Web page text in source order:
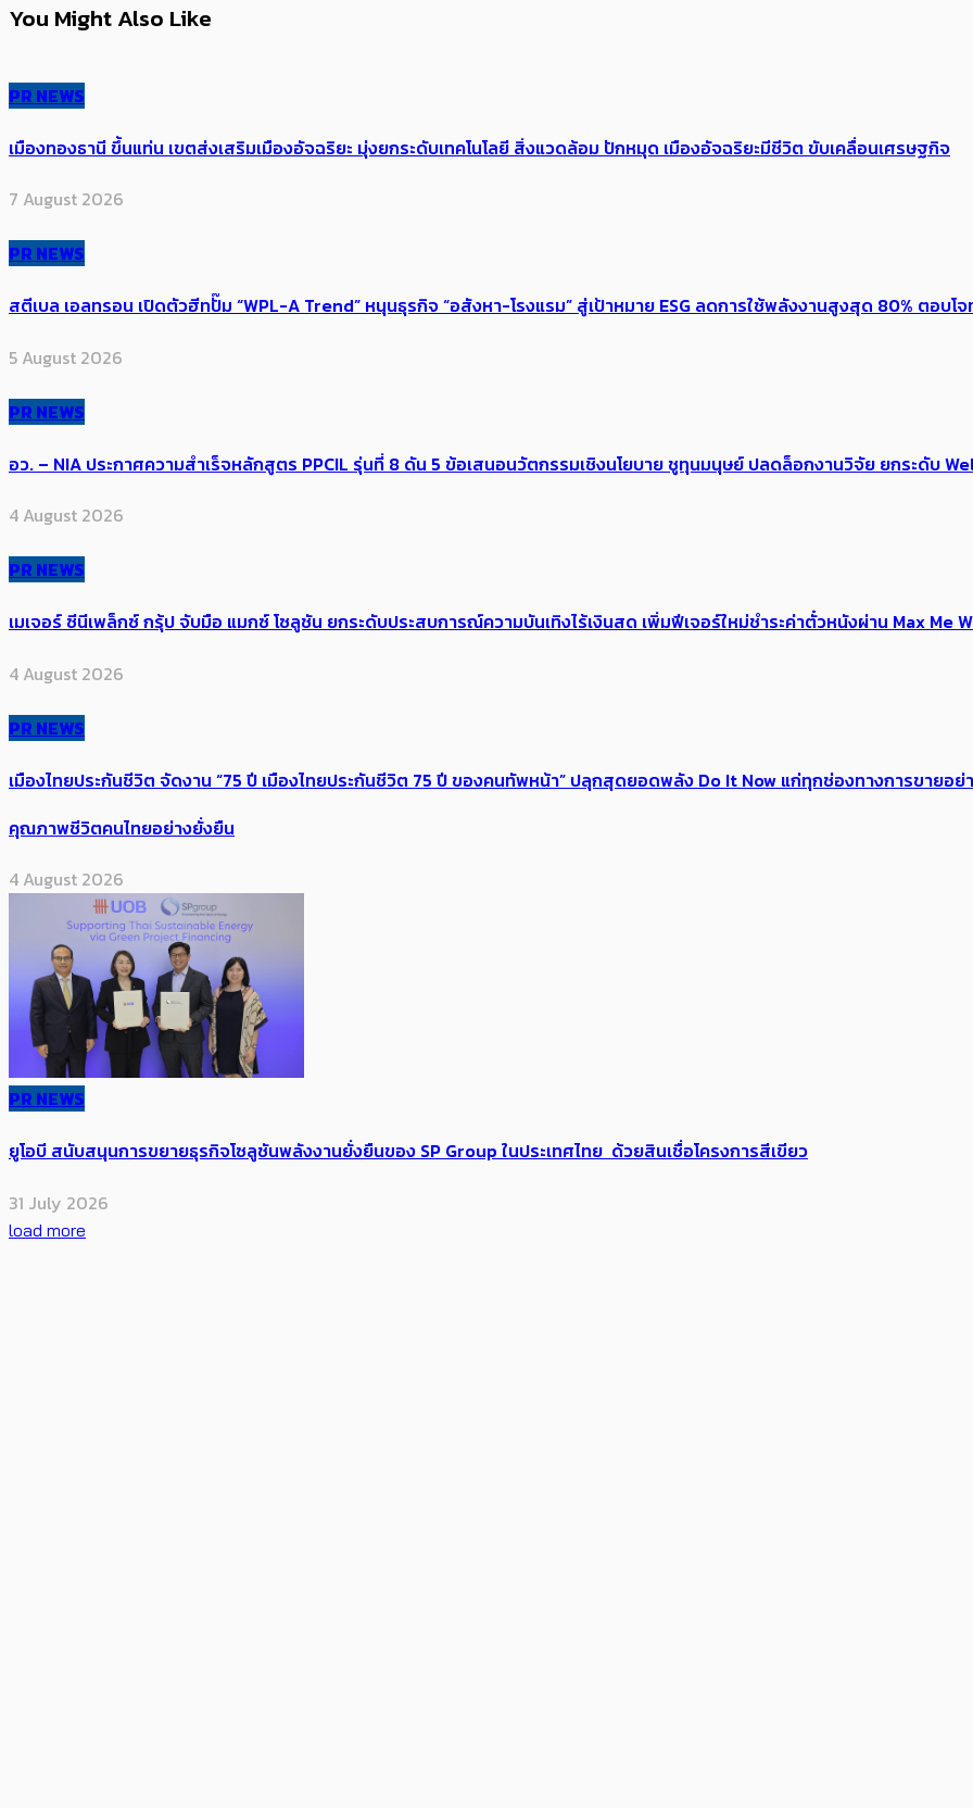
You Might Also Like
PR NEWS
เมืองทองธานี ขึ้นแท่น เขตส่งเสริมเมืองอัจฉริยะ มุ่งยกระดับเทคโนโลยี สิ่งแวดล้อม ปักหมุด เมืองอัจฉริยะมีชีวิต ขับเคลื่อนเศรษฐกิจ
7 August 2026
PR NEWS
สตีเบล เอลทรอน เปิดตัวฮีทปั๊ม “WPL-A Trend” หนุนธุรกิจ “อสังหา-โรงแรม” สู่เป้าหมาย ESG ลดการใช้พลังงานสูงสุด 80% ตอบโ
5 August 2026
PR NEWS
อว. – NIA ประกาศความสำเร็จหลักสูตร PPCIL รุ่นที่ 8 ดัน 5 ข้อเสนอนวัตกรรมเชิงนโยบาย ชูทุนมนุษย์ ปลดล็อกงานวิจัย ยกระดับ
4 August 2026
PR NEWS
เมเจอร์ ซีนีเพล็กซ์ กรุ้ป จับมือ แมกซ์ โซลูชัน ยกระดับประสบการณ์ความบันเทิงไร้เงินสด เพิ่มฟีเจอร์ใหม่ชำระค่าตั๋วหนังผ่าน Max
4 August 2026
PR NEWS
เมืองไทยประกันชีวิต จัดงาน “75 ปี เมืองไทยประกันชีวิต 75 ปี ของคนทัพหน้า” ปลุกสุดยอดพลัง Do It Now แก่ทุกช่องทางการขาย
คุณภาพชีวิตคนไทยอย่างยั่งยืน
4 August 2026
PR NEWS
ยูโอบี สนับสนุนการขยายธุรกิจโซลูชันพลังงานยั่งยืนของ SP Group ในประเทศไทย ด้วยสินเชื่อโครงการสีเขียว
31 July 2026
load more